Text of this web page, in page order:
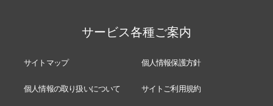
サービス各種ご案内
サイトマップ 個人情報保護方針
個人情報の取り扱いについて サイトご利用規約